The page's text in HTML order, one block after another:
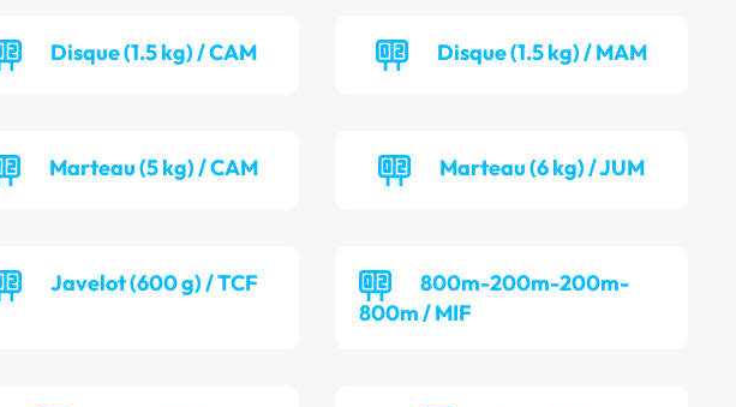
Disque (1.5 kg) / CAM Disque (1.5 kg) / MAM
Marteau (5 kg) / CAM Marteau (6 kg) / JUM
Javelot (600 g) / TCF
800m-200m-200m-
800m / MIF